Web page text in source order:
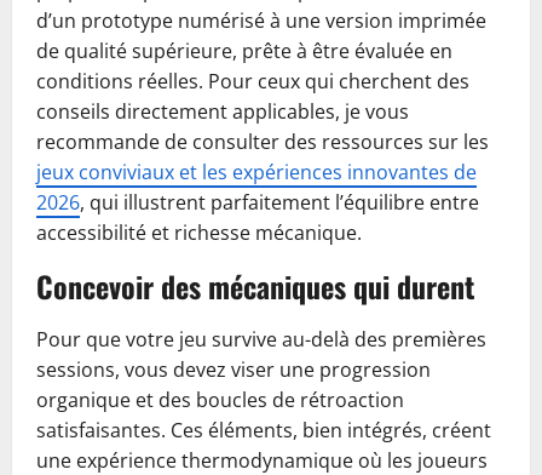
d’un prototype numérisé à une version imprimée
de qualité supérieure, prête à être évaluée en
conditions réelles. Pour ceux qui cherchent des
conseils directement applicables, je vous
recommande de consulter des ressources sur les
jeux conviviaux et les expériences innovantes de
2026, qui illustrent parfaitement l’équilibre entre
accessibilité et richesse mécanique.
Concevoir des mécaniques qui durent
Pour que votre jeu survive au-delà des premières
sessions, vous devez viser une progression
organique et des boucles de rétroaction
satisfaisantes. Ces éléments, bien intégrés, créent
une expérience thermodynamique où les joueurs